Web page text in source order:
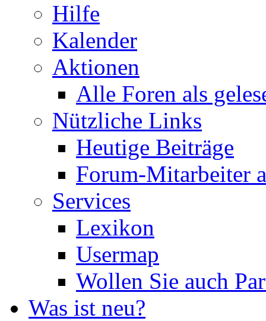
Hilfe
Kalender
Aktionen
Alle Foren als
Nützliche Links
Heutige Beiträge
Forum-Mitarbeiter
Services
Lexikon
Usermap
Wollen Sie auch
Was ist neu?